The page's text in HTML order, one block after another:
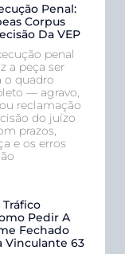
Penal:
Corpus
Da VEP
penal
a peça ser
o quadro
— agravo,
reclamação
do juízo
prazos,
e os erros
Pedir A
Fechado
Vinculante 63